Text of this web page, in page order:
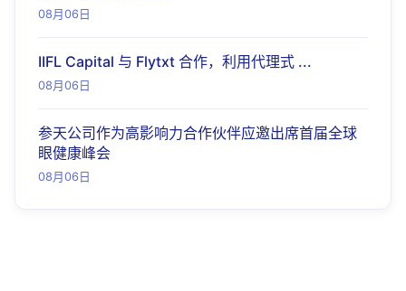
08月06日
IIFL Capital 与 Flytxt 合作，利用代理式 ...
08月06日
参天公司作为高影响力合作伙伴应邀出席首届全球
眼健康峰会
08月06日